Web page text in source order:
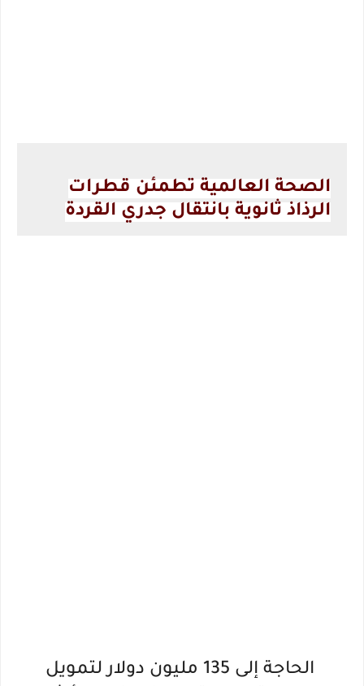
الصحة العالمية تطمئن قطرات
الرذاذ ثانوية بانتقال جدري القردة
الحاجة إلى 135 مليون دولار لتمويل